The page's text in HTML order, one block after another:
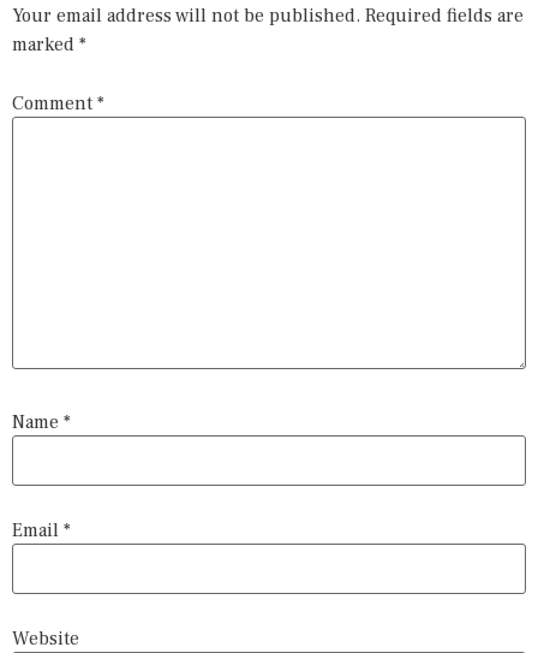
Your email address will not be published. Required fields are
marked *
Comment *
Name *
Email *
Website